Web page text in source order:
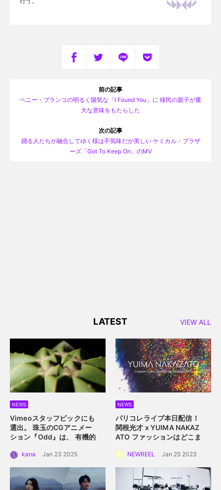
前の記事
ベニー・ブランコの明るく陽気な「I Found You」に 移民の親子が重
大な意味をもたらした
次の記事
踊る人たちが融合してゆく様は不気味だが美しい ケミカル・ブラザ
ーズ「Got To Keep On」のMV
LATEST VIEW ALL
NEWS
Vimeoスタッフピックにも
選出。 珠玉のCGアニメー
ション『Odd』は、 有機的
則性を描く。
kana Jan 23 2025
NEWS
パリコレライブ本日配信！
関根光才 x YUIMA NAKAZ
ATO ファッションはどこま
れるか？
NEWREEL Jan 25 2023